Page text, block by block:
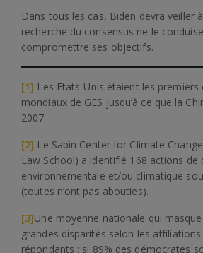
Dans tous les cas, Biden devra veiller
recherche du consensus ne le
compromettre ses objectifs.
[1] Les Etats-Unis étaient les premiers
mondiaux de GES jusqu’à ce que la
2007.
[2] Le Sabin Center for Climate
Law School) a identifié 168 actions de
environnementale et/ou climatique
(toutes n’ont pas abouties).
[3]Une moyenne nationale qui
grandes disparités selon les
répondants : si 89% des démocrates